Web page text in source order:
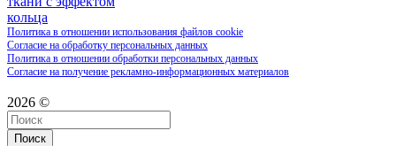
кольца
Политика в отношении использования файлов cookie
Согласие на обработку персональных данных
Политика в отношении обработки персональных данных
Согласие на получение рекламно-информационных материалов
2026 ©
Поиск